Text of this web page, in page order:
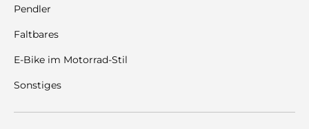
Pendler
Faltbares
E-Bike im Motorrad-Stil
Sonstiges